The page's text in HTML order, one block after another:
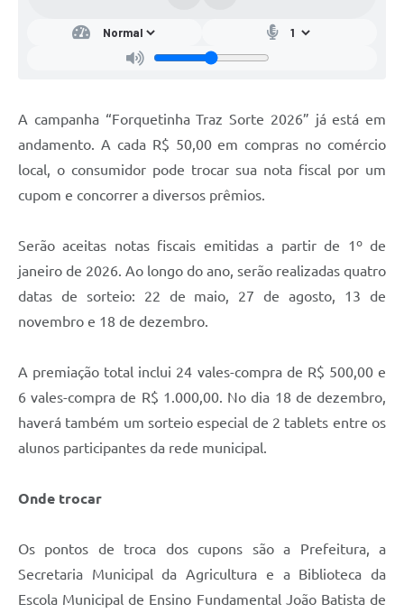
A campanha “Forquetinha Traz Sorte 2026” já está em
andamento. A cada R$ 50,00 em compras no comércio
local, o consumidor pode trocar sua nota fiscal por um
cupom e concorrer a diversos prêmios.
Serão aceitas notas fiscais emitidas a partir de 1º de
janeiro de 2026. Ao longo do ano, serão realizadas quatro
datas de sorteio: 22 de maio, 27 de agosto, 13 de
novembro e 18 de dezembro.
A premiação total inclui 24 vales-compra de R$ 500,00 e
6 vales-compra de R$ 1.000,00. No dia 18 de dezembro,
haverá também um sorteio especial de 2 tablets entre os
alunos participantes da rede municipal.
Onde trocar
Os pontos de troca dos cupons são a Prefeitura, a
Secretaria Municipal da Agricultura e a Biblioteca da
Escola Municipal de Ensino Fundamental João Batista de